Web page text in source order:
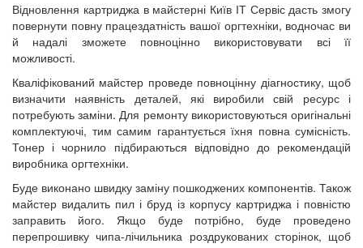
Відновлення картриджа в майстерні Київ ІТ Сервіс дасть змогу
повернути повну працездатність вашої оргтехніки, водночас ви
й надалі зможете повноцінно використовувати всі її
можливості.
Кваліфікований майстер проведе повноцінну діагностику, щоб
визначити наявність деталей, які виробили свій ресурс і
потребують заміни. Для ремонту використовуються оригінальні
комплектуючі, тим самим гарантується їхня повна сумісність.
Тонер і чорнило підбираються відповідно до рекомендацій
виробника оргтехніки.
Буде виконано швидку заміну пошкоджених компонентів. Також
майстер видалить пил і бруд із корпусу картриджа і повністю
заправить його. Якщо буде потрібно, буде проведено
перепрошивку чипа-лічильника роздрукованих сторінок, щоб